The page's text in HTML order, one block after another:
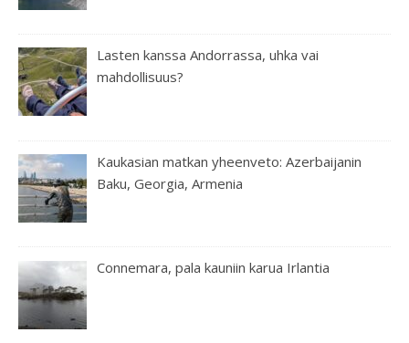
Lasten kanssa Andorrassa, uhka vai
mahdollisuus?
Kaukasian matkan yheenveto: Azerbaijanin
Baku, Georgia, Armenia
Connemara, pala kauniin karua Irlantia